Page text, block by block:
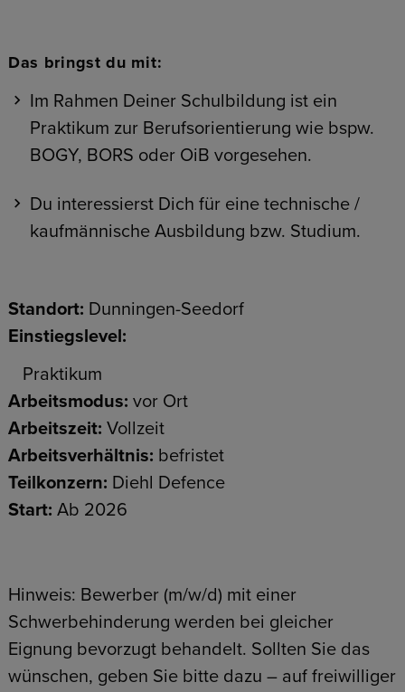
Das bringst du mit:
Im Rahmen Deiner Schulbildung ist ein
Praktikum zur Berufsorientierung wie bspw.
BOGY, BORS oder OiB vorgesehen.
Du interessierst Dich für eine technische /
kaufmännische Ausbildung bzw. Studium.
Standort: Dunningen-Seedorf
Einstiegslevel:
Praktikum
Arbeitsmodus: vor Ort
Arbeitszeit: Vollzeit
Arbeitsverhältnis: befristet
Teilkonzern: Diehl Defence
Start: Ab 2026
Hinweis: Bewerber (m/w/d) mit einer
Schwerbehinderung werden bei gleicher
Eignung bevorzugt behandelt. Sollten Sie das
wünschen, geben Sie bitte dazu – auf freiwilliger